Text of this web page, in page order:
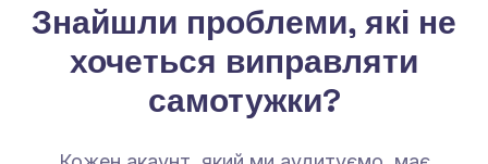
Знайшли проблеми, які не
хочеться виправляти
самотужки?